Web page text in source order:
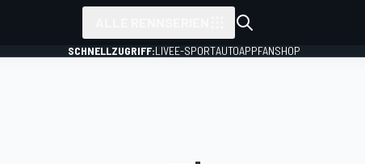
SCHNELLZUGRIFF:LIVEE-SPORTAUTOAPPFANSHOP